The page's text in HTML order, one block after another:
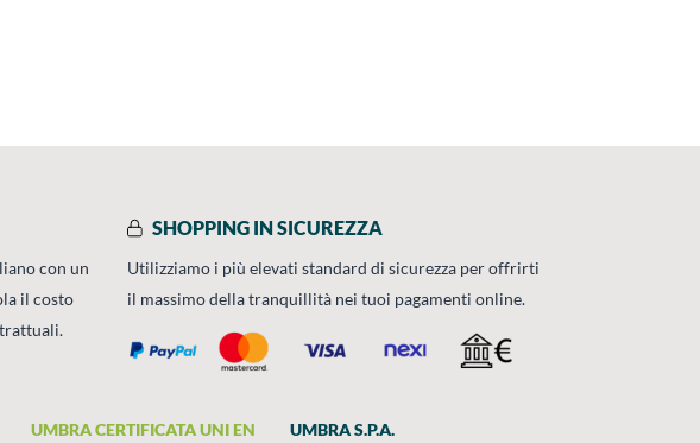
con un
il costo
SHOPPING IN SICUREZZA
Utilizziamo i più elevati standard di sicurezza per offrirti
il massimo della tranquillità nei tuoi pagamenti online.
UMBRA CERTIFICATA UNI EN
UMBRA S.P.A.